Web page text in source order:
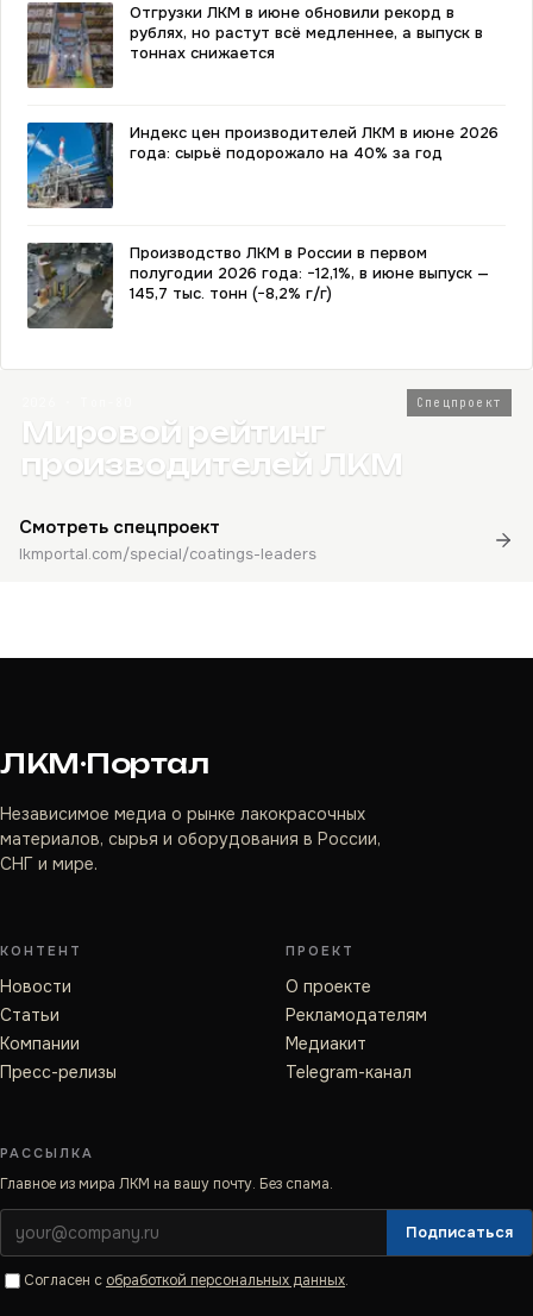
Отгрузки ЛКМ в июне обновили рекорд в
рублях, но растут всё медленнее, а выпуск в
тоннах снижается
Индекс цен производителей ЛКМ в июне 2026
года: сырьё подорожало на 40% за год
Производство ЛКМ в России в первом
полугодии 2026 года: −12,1%, в июне выпуск —
145,7 тыс. тонн (−8,2% г/г)
Спецпроект
Мировой рейтинг
производителей ЛКМ
Смотреть спецпроект
lkmportal.com/special/coatings-leaders
ЛКМ·Портал
Независимое медиа о рынке лакокрасочных
материалов, сырья и оборудования в России,
СНГ и мире.
КОНТЕНТ
Новости
Статьи
Компании
Пресс-релизы
ПРОЕКТ
О проекте
Рекламодателям
Медиакит
Telegram-канал
РАССЫЛКА
Главное из мира ЛКМ на вашу почту. Без спама.
Подписаться
Согласен с обработкой персональных данных.